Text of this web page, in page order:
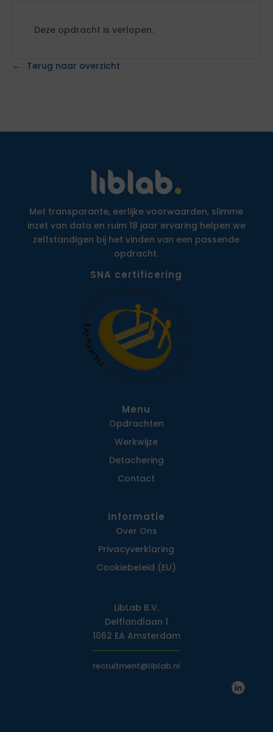
Deze opdracht is verlopen.
Terug naar overzicht
Met transparante, eerlijke voorwaarden, slimme
inzet van data en ruim 18 jaar ervaring helpen we
zelfstandigen bij het vinden van een passende
opdracht.
SNA certificering
Menu
Opdrachten
Werkwijze
Detachering
Contact
Informatie
Over Ons
Privacy­verklaring
Cookiebeleid (EU)
LibLab B.V.
Delflandlaan 1
1062 EA Amsterdam
recruitment@liblab.nl